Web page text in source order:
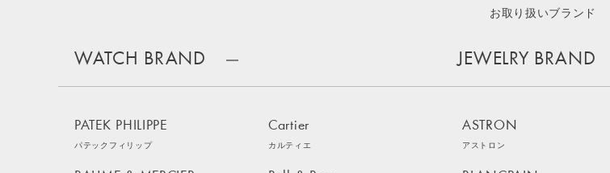
お取り扱いブランド
WATCH BRAND
PATEK PHILIPPE
パテックフィリップ
Cartier
カルティエ
ASTRON
アストロン
JEWELRY BRAND